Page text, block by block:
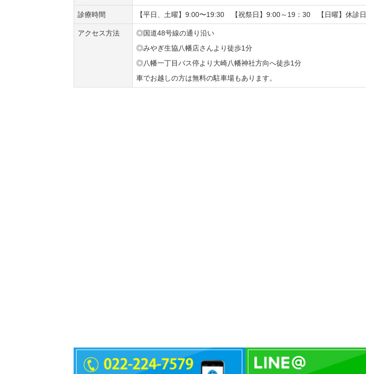
診療時間 【平日、土曜】9:00〜19:30 【祝祭日】9:00～19：30 【日曜】休診日
アクセス方法
◎国道48号線の通り沿い
◎みやぎ生協八幡店さんより徒歩1分
◎八幡一丁目バス停より大崎八幡神社方向へ徒歩1分
車でお越しの方は無料の駐車場もあります。